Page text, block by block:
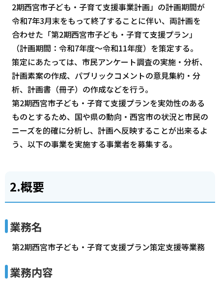
2期西宮市子ども・子育て支援事業計画」の計画期間が
令和7年3月末をもって終了することに伴い、両計画を
合わせた「第2期西宮市子ども・子育て支援プラン」
（計画期間：令和7年度～令和11年度）を策定する。
策定にあたっては、市民アンケート調査の実施・分析、
計画素案の作成、パブリックコメントの意見集約・分
析、計画書（冊子）の作成などを行う。
第2期西宮市子ども・子育て支援プランを実効性のある
ものとするため、国や県の動向・西宮市の状況と市民の
ニーズを的確に分析し、計画へ反映することが出来るよ
う、以下の事業を実施する事業者を募集する。
2.概要
業務名
第2期西宮市子ども・子育て支援プラン策定支援等業務
業務内容